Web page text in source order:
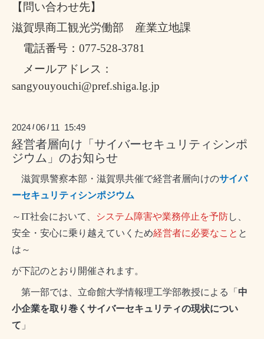
【問い合わせ先】
滋賀県商工観光労働部 産業立地課
電話番号： 077-528-3781
メールアドレス：
sangyouyouchi@pref.shiga.lg.jp
2024 /06 / 11 15:49
経営者層向け「サイバーセキュリティシンポ
ジウム」のお知らせ
滋賀県警察本部・滋賀県共催で経営者層向けのサイバ
ーセキュリティシンポジウム
～IT社会において、 システム障害や業務停止を予防し、
安全・安心に乗り越えていくため経営者に必要なこと と
は～
が下記のとおり開催されます。
第一部では、立命館大学情報理工学部教授による「 中
小企業を取り巻くサイバーセキュリティの現状につい
て 」